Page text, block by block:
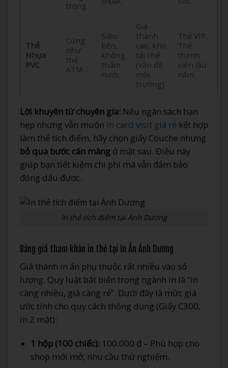
trọng.
Thẻ
Nhựa
PVC
Cứng
như
thẻ
ATM.
Siêu
bền,
không
thấm
nước.
Giá
thành
cao, khó
tái chế
(vấn đề
môi
trường).
Thẻ VIP,
Thẻ
thành
viên lâu
năm.
Lời khuyên từ chuyên gia: Nếu ngân sách hạn
hẹp nhưng vẫn muốn In card visit giá rẻ kết hợp
làm thẻ tích điểm, hãy chọn giấy Couche nhưng
bỏ qua bước cán màng ở mặt sau. Điều này
giúp bạn tiết kiệm chi phí mà vẫn đảm bảo
đóng dấu được.
In thẻ tích điểm tại Ánh Dương
Bảng giá tham khảo in thẻ tại In Ấn Ánh Dương
Giá thành in ấn phụ thuộc rất nhiều vào số
lượng. Quy luật bất biến trong ngành in là “in
càng nhiều, giá càng rẻ”. Dưới đây là mức giá
ước tính cho quy cách thông dụng (Giấy C300,
in 2 mặt):
1 hộp (100 chiếc):100.000 đ – Phù hợp cho
shop mới mở, nhu cầu thử nghiệm.